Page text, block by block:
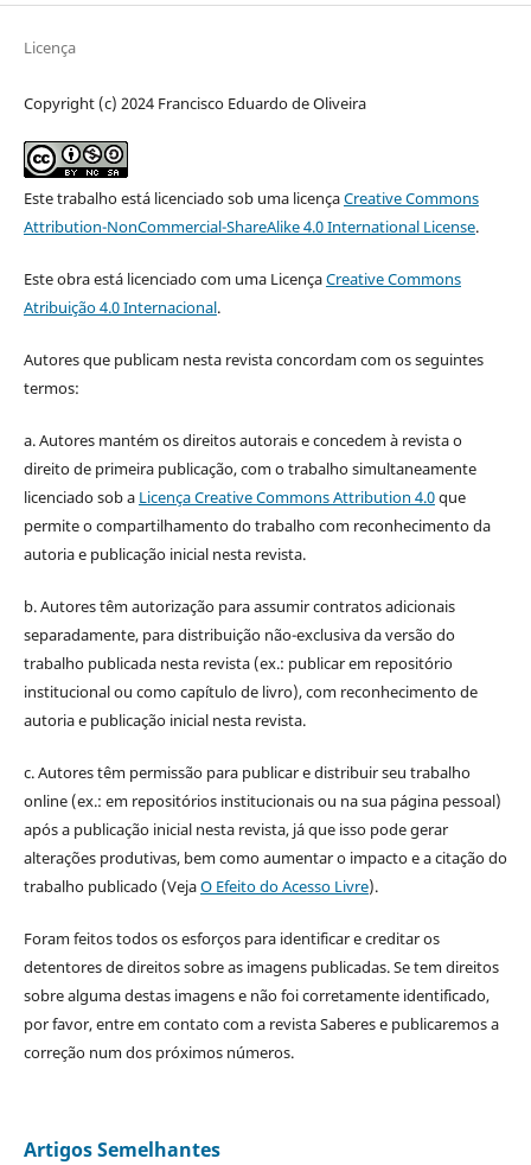
Licença
Copyright (c) 2024 Francisco Eduardo de Oliveira
Este trabalho está licenciado sob uma licençaCreative Commons
Attribution-NonCommercial-ShareAlike 4.0 International License.
Este obra está licenciado com uma LicençaCreative Commons
Atribuição 4.0 Internacional.
Autores que publicam nesta revista concordam com os seguintes
termos:
a. Autores mantém os direitos autorais e concedem à revista o
direito de primeira publicação, com o trabalho simultaneamente
licenciado sob a Licença Creative Commons Attribution 4.0que
permite o compartilhamento do trabalho com reconhecimento da
autoria e publicação inicial nesta revista.
b. Autores têm autorização para assumir contratos adicionais
separadamente, para distribuição não-exclusiva da versão do
trabalho publicada nesta revista (ex.: publicar em repositório
institucional ou como capítulo de livro), com reconhecimento de
autoria e publicação inicial nesta revista.
c. Autores têm permissão para publicar e distribuir seu trabalho
online (ex.: em repositórios institucionais ou na sua página pessoal)
após a publicação inicial nesta revista, já que isso pode gerar
alterações produtivas, bem como aumentar o impacto e a citação do
trabalho publicado (VejaO Efeito do Acesso Livre).
Foram feitos todos os esforços para identificar e creditar os
detentores de direitos sobre as imagens publicadas. Se tem direitos
sobre alguma destas imagens e não foi corretamente identificado,
por favor, entre em contato com a revista Saberes e publicaremos a
correção num dos próximos números.
Artigos Semelhantes